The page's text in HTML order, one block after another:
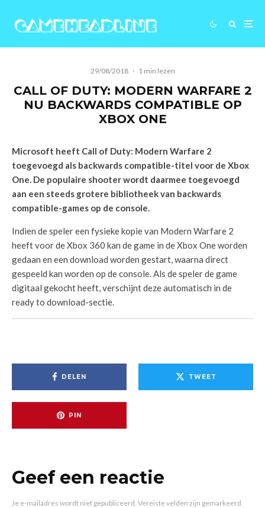
29/08/2018 · 1 min lezen
CALL OF DUTY: MODERN WARFARE 2
NU BACKWARDS COMPATIBLE OP
XBOX ONE
Microsoft heeft Call of Duty: Modern Warfare 2
toegevoegd als backwards compatible-titel voor de Xbox
One. De populaire shooter wordt daarmee toegevoegd
aan een steeds grotere bibliotheek van backwards
compatible-games op de console.
Indien de speler een fysieke kopie van Modern Warfare 2
heeft voor de Xbox 360 kan de game in de Xbox One worden
gedaan en een download worden gestart, waarna direct
gespeeld kan worden op de console. Als de speler de game
digitaal gekocht heeft, verschijnt deze automatisch in de
ready to download-sectie.
DELEN TWEET
PIN
Geef een reactie
Je e-mailadres wordt niet gepubliceerd. Vereiste velden zijn gemarkeerd